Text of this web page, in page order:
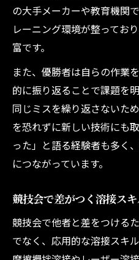
の大手メーカーや教育機関
レーニング環境が整ってお
富です。
また、優勝者は自らの作業
的に振り返ることで課題を
同じミスを繰り返さないた
を恐れずに新しい技術にも
った」と語る経験者も多く
につながっています。
競技会で差がつく溶接ス
競技会で他者と差をつける
でなく、応用的な溶接スキ